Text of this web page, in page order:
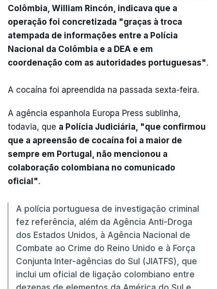
Colômbia, William Rincón, indicava que a
operação foi concretizada "graças à troca
atempada de informações entre a Polícia
Nacional da Colômbia e a DEA e em
coordenação com as autoridades portuguesas".
A cocaína foi apreendida na passada sexta-feira.
A agência espanhola Europa Press sublinha,
todavia, que a Polícia Judiciária, "que confirmou
que a apreensão de cocaína foi a maior de
sempre em Portugal, não mencionou a
colaboração colombiana no comunicado
oficial".
A polícia portuguesa de investigação criminal
fez referência, além da Agência Anti-Droga
dos Estados Unidos, à Agência Nacional de
Combate ao Crime do Reino Unido e à Força
Conjunta Inter-agências do Sul (JIATFS), que
inclui um oficial de ligação colombiano entre